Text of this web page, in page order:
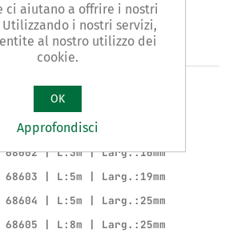
- flessometro
Tipo GUSCIO IN BIMATERIALE
del prodotto
68602 | L:3m | Larg.:16mm
68603 | L:5m | Larg.:19mm
68604 | L:5m | Larg.:25mm
68605 | L:8m | Larg.:25mm
ci aiutano a offrire i nostri
Utilizzando i nostri servizi,
al nostro utilizzo dei
cookie.
OK
Approfondisci